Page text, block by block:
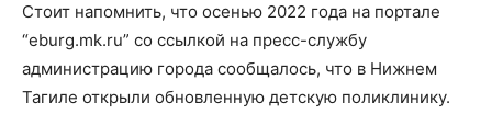
Стоит напомнить, что осенью 2022 года на портале
“eburg.mk.ru” со ссылкой на пресс-службу
администрацию города сообщалось, что в Нижнем
Тагиле открыли обновленную детскую поликлинику.